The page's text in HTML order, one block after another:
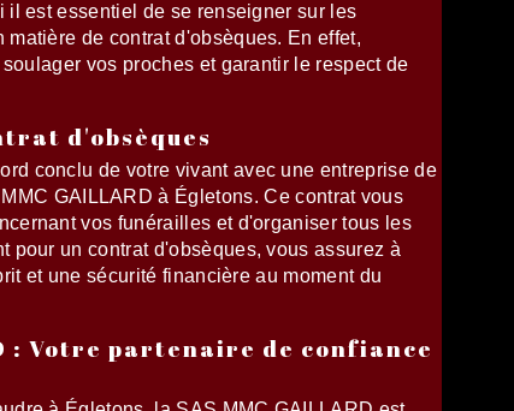
il est essentiel de se renseigner sur les
de contrat d'obsèques. En effet,
vos proches et garantir le respect de
d'obsèques
conclu de votre vivant avec une entreprise de
GAILLARD à Égletons. Ce contrat vous
vos funérailles et d'organiser tous les
pour un contrat d'obsèques, vous assurez à
et une sécurité financière au moment du
: Votre partenaire de confiance